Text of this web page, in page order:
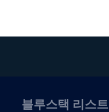
블루스택 리스트